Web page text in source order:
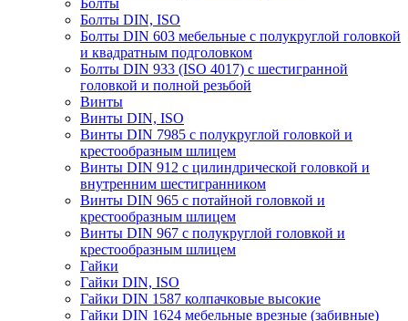
Болты
Болты DIN, ISO
Болты DIN 603 мебельные с полукруглой головкой
и квадратным подголовком
Болты DIN 933 (ISO 4017) с шестигранной
головкой и полной резьбой
Винты
Винты DIN, ISO
Винты DIN 7985 с полукруглой головкой и
крестообразным шлицем
Винты DIN 912 с цилиндрической головкой и
внутренним шестигранником
Винты DIN 965 с потайной головкой и
крестообразным шлицем
Винты DIN 967 с полукруглой головкой и
крестообразным шлицем
Гайки
Гайки DIN, ISO
Гайки DIN 1587 колпачковые высокие
Гайки DIN 1624 мебельные врезные (забивные)